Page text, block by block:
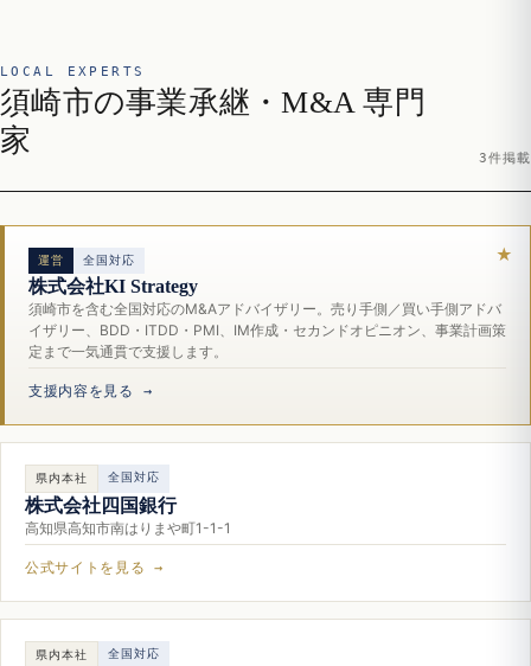
LOCAL EXPERTS
須崎市の事業承継・M&A 専門
家
3件掲載
運営 全国対応
株式会社KI Strategy
須崎市を含む全国対応のM&Aアドバイザリー。売り手側／買い手側アドバ
イザリー、BDD・ITDD・PMI、IM作成・セカンドオピニオン、事業計画策
定まで一気通貫で支援します。
支援内容を見る →
県内本社 全国対応
株式会社四国銀行
高知県高知市南はりまや町1-1-1
公式サイトを見る →
県内本社 全国対応